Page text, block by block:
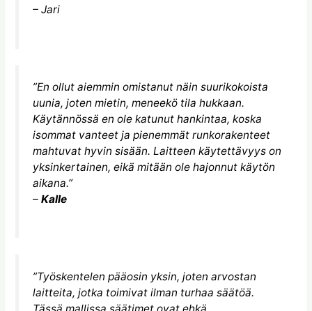
– Jari
”En ollut aiemmin omistanut näin suurikokoista
uunia, joten mietin, meneekö tila hukkaan.
Käytännössä en ole katunut hankintaa, koska
isommat vanteet ja pienemmät runkorakenteet
mahtuvat hyvin sisään. Laitteen käytettävyys on
yksinkertainen, eikä mitään ole hajonnut käytön
aikana.”
– Kalle
”Työskentelen pääosin yksin, joten arvostan
laitteita, jotka toimivat ilman turhaa säätöä.
Tässä mallissa säätimet ovat ehkä